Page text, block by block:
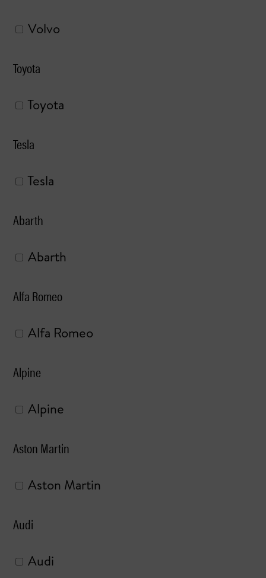
Volvo
Toyota
Toyota
Tesla
Tesla
Abarth
Abarth
Alfa Romeo
Alfa Romeo
Alpine
Alpine
Aston Martin
Aston Martin
Audi
Audi